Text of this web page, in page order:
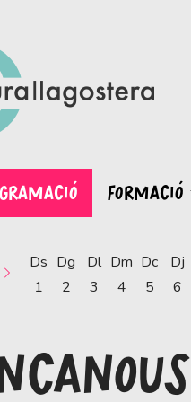
FORMACIÓ
Ds
1
Dg
2
Dl
3
Dm
4
Dc
5
Dj
6